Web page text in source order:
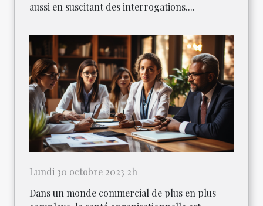
aussi en suscitant des interrogations....
Lundi 30 octobre 2023 2h
Dans un monde commercial de plus en plus